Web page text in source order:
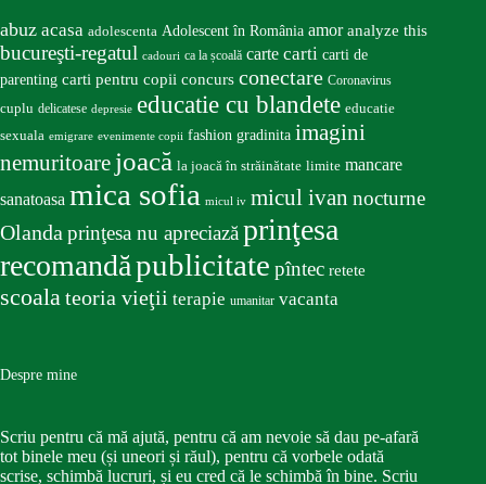
abuz acasa adolescenta Adolescent în România amor analyze this
bucureşti-regatul cadouri ca la școală carte carti carti de
parenting carti pentru copii concurs conectare Coronavirus
cuplu delicatese depresie educatie cu blandete educatie
sexuala emigrare evenimente copii fashion gradinita imagini
nemuritoare joacă la joacă în străinătate limite mancare
sanatoasa mica sofia micul iv micul ivan nocturne
Olandaprinţesa nu apreciazăprinţesa
recomandăpublicitate pîntec retete
scoalateoria vieţii terapie umanitar vacanta
Despre mine
Scriu pentru că mă ajută, pentru că am nevoie să dau pe-afară
tot binele meu (și uneori și răul), pentru că vorbele odată
scrise, schimbă lucruri, și eu cred că le schimbă în bine. Scriu